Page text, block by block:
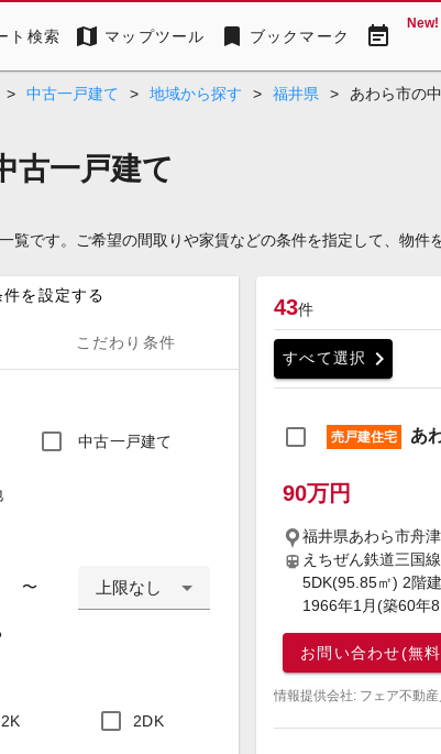
ト検索 map マップツール bookmark ブックマーク event_note New!
> 中古一戸建て > 地域から探す > 福井県 > あわら市の
古一戸建て
覧です。ご希望の間取りや家賃などの条件を指定して、物件
を設定する
こだわり条件
中古一戸建て
〜 上限なし
2K 2DK
43件
すべて選択 chevron_right
売戸建住宅 あ
90万円
福井県あわら市舟津
えちぜん鉄道三国
5DK(95.85㎡) 2階建
1966年1月(築60年
お問い合わせ(無
情報提供会社: フェア不動